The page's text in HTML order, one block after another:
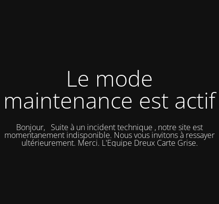
Le mode
maintenance est actif
Bonjour, Suite à un incident technique , notre site est
momentanement indisponible. Nous vous invitons à ressayer
ultérieurement. Merci. L'Equipe Dreux Carte Grise.